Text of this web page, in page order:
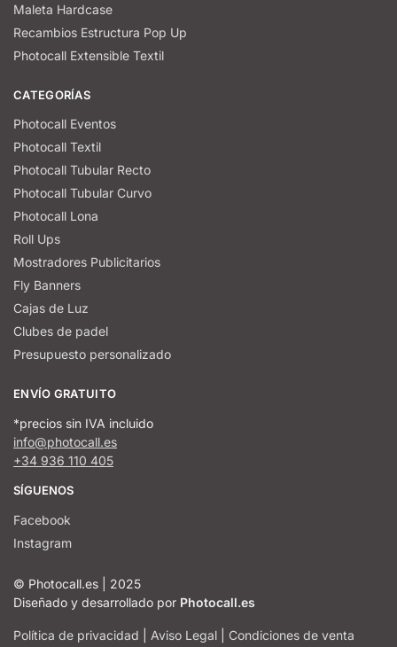
Maleta Hardcase
Recambios Estructura Pop Up
Photocall Extensible Textil
CATEGORÍAS
Photocall Eventos
Photocall Textil
Photocall Tubular Recto
Photocall Tubular Curvo
Photocall Lona
Roll Ups
Mostradores Publicitarios
Fly Banners
Cajas de Luz
Clubes de padel
Presupuesto personalizado
ENVÍO GRATUITO
*precios sin IVA incluido
info@photocall.es
+34 936 110 405
SÍGUENOS
Facebook
Instagram
© Photocall.es | 2025
Diseñado y desarrollado por Photocall.es
Política de privacidad Aviso Legal Condiciones de venta